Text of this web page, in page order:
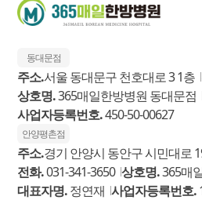
동대문점
주소.서울 동대문구 천호대로 3 1층
상호명.365매일한방병원 동대문점
사업자등록번호.450-50-00627
안양평촌점
주소.경기 안양시 동안구 시민대로
전화.031-341-3650 상호명.365매
대표자명.정연재 사업자등록번호.